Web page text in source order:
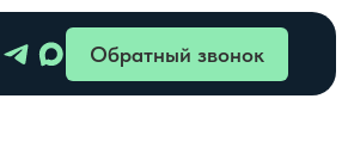
Обратный звонок